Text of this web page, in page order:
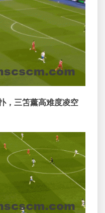
，三笘薰高难度凌空